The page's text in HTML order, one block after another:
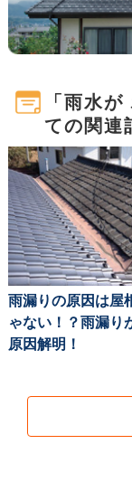
「雨水
ての関連
雨漏りの原因は屋
ゃない！？雨漏り
原因解明！